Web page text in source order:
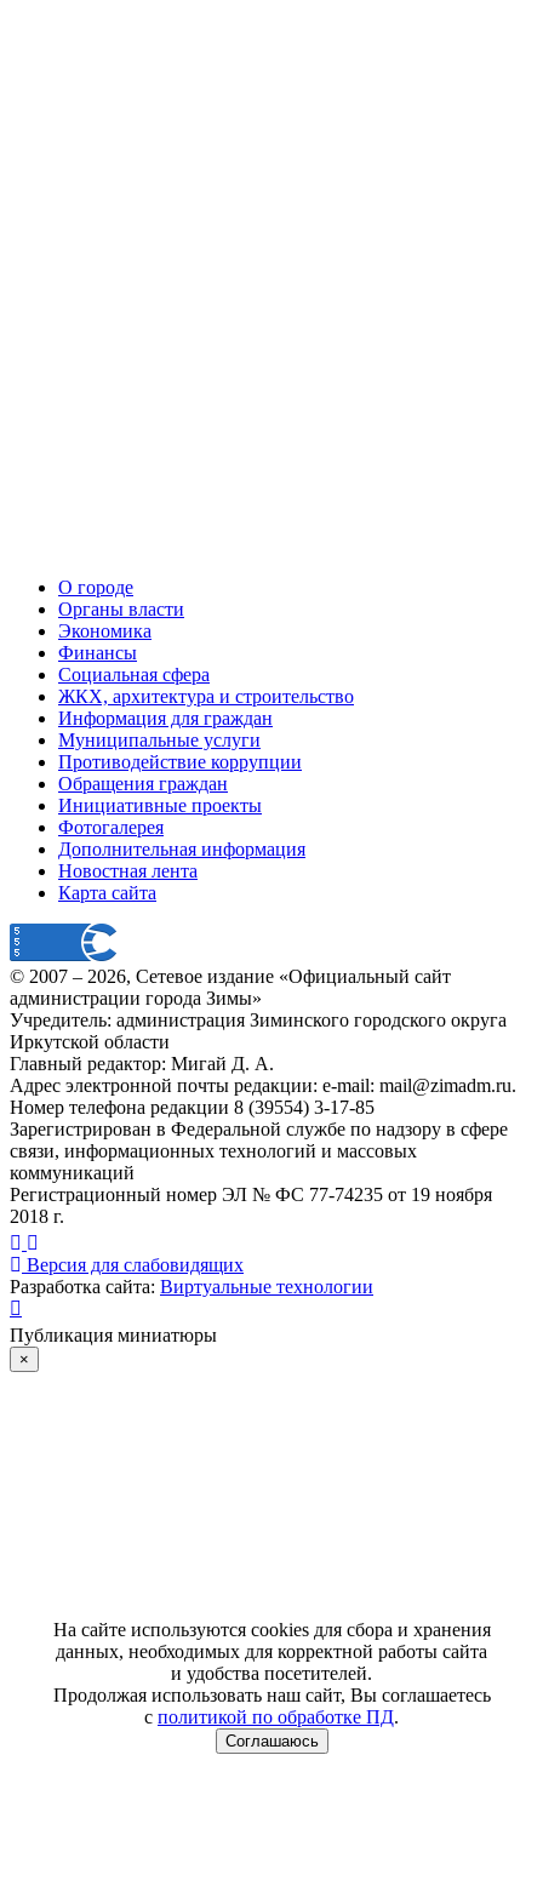
О городе
Органы власти
Экономика
Финансы
Социальная сфера
ЖКХ, архитектура и строительство
Информация для граждан
Муниципальные услуги
Противодействие коррупции
Обращения граждан
Инициативные проекты
Фотогалерея
Дополнительная информация
Новостная лента
Карта сайта
© 2007 – 2026, Сетевое издание «Официальный сайт
администрации города Зимы»
Учредитель: администрация Зиминского городского округа
Иркутской области
Главный редактор: Мигай Д. А.
Адрес электронной почты редакции: e-mail: mail@zimadm.ru.
Номер телефона редакции 8 (39554) 3-17-85
Зарегистрирован в Федеральной службе по надзору в сфере
связи, информационных технологий и массовых
коммуникаций
Регистрационный номер ЭЛ № ФС 77-74235 от 19 ноября
2018 г.
Версия для слабовидящих
Разработка сайта: Виртуальные технологии
Публикация миниатюры
×
На сайте используются cookies для сбора и хранения
данных, необходимых для корректной работы сайта
и удобства посетителей.
Продолжая использовать наш сайт, Вы соглашаетесь
с политикой по обработке ПД.
Соглашаюсь